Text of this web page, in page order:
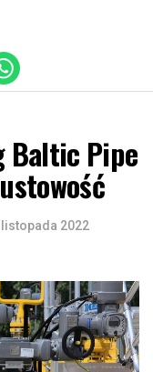
Baltic Pipe
2022